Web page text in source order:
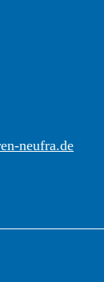
neufra.de